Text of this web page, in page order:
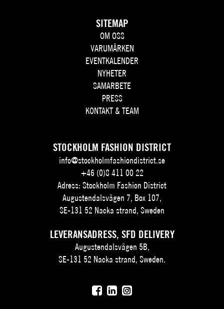
SITEMAP
OM OSS
VARUMÄRKEN
EVENTKALENDER
NYHETER
SAMARBETE
PRESS
KONTAKT & TEAM
STOCKHOLM FASHION DISTRICT
info@stockholmfashiondistrict.se
+46 (0)8 411 00 22
Adress: Stockholm Fashion District
Augustendalsvägen 7, Box 107,
SE-131 52 Nacka strand, Sweden
LEVERANSADRESS, SFD DELIVERY
Augustendalsvägen 5B,
SE-131 52 Nacka strand, Sweden.